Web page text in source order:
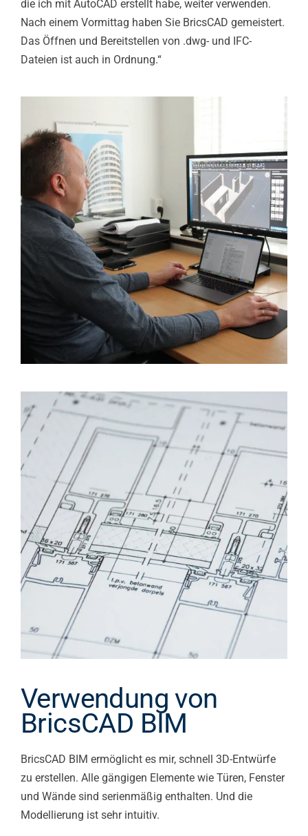
die ich mit AutoCAD erstellt habe, weiter verwenden.
Nach einem Vormittag haben Sie BricsCAD gemeistert.
Das Öffnen und Bereitstellen von .dwg- und IFC-
Dateien ist auch in Ordnung.“
Verwendung von
BricsCAD BIM
BricsCAD BIM ermöglicht es mir, schnell 3D-Entwürfe
zu erstellen. Alle gängigen Elemente wie Türen, Fenster
und Wände sind serienmäßig enthalten. Und die
Modellierung ist sehr intuitiv.